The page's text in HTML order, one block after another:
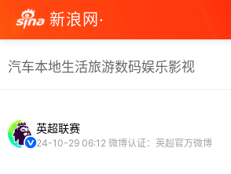
新浪网·
汽车本地生活旅游数码娱乐影视
英超联赛
24-10-29 06:12 微博认证：英超官方微博